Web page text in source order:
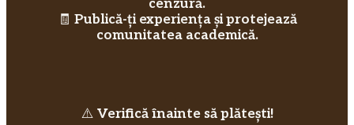
cenzură.
🧾 Publică-ți experiența și protejează
comunitatea academică.
⚠️ Verifică înainte să plătești!